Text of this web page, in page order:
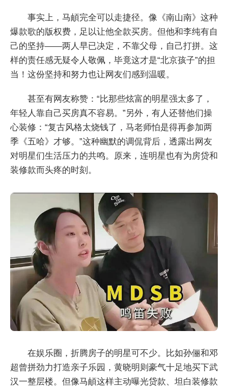
事实上，马頔完全可以走捷径。像《南山南》这种
爆款歌的版权费，足以让他全款买房。但他和李纯有自
己的坚持——两人早已决定，不靠父母，自己打拼。这
样的责任感无疑令人敬佩，毕竟这才是“北京孩子”的担
当！这份坚持和努力也让网友们感到温暖。
甚至有网友称赞：“比那些炫富的明星强太多了，
年轻人靠自己买房真不容易。”另外，有人还替他们操
心装修：“复古风格太烧钱了，马老师怕是得再参加两
季《五哈》才够。”这种幽默的调侃背后，透露出网友
对明星们生活压力的共鸣。原来，连明星也有为房贷和
装修款而头疼的时刻。
在娱乐圈，折腾房子的明星可不少。比如孙俪和邓
超曾拼劲力打造亲子乐园，黄晓明则豪气十足地买下武
汉一整层楼。但像马頔这样主动曝光贷款、坦白装修款